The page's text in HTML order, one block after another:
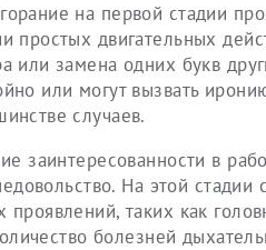
на первой стадии
простых двигательных
или замена одних букв
или могут вызвать
случаев.
заинтересованности в
На этой
проявлений, таких как
болезней